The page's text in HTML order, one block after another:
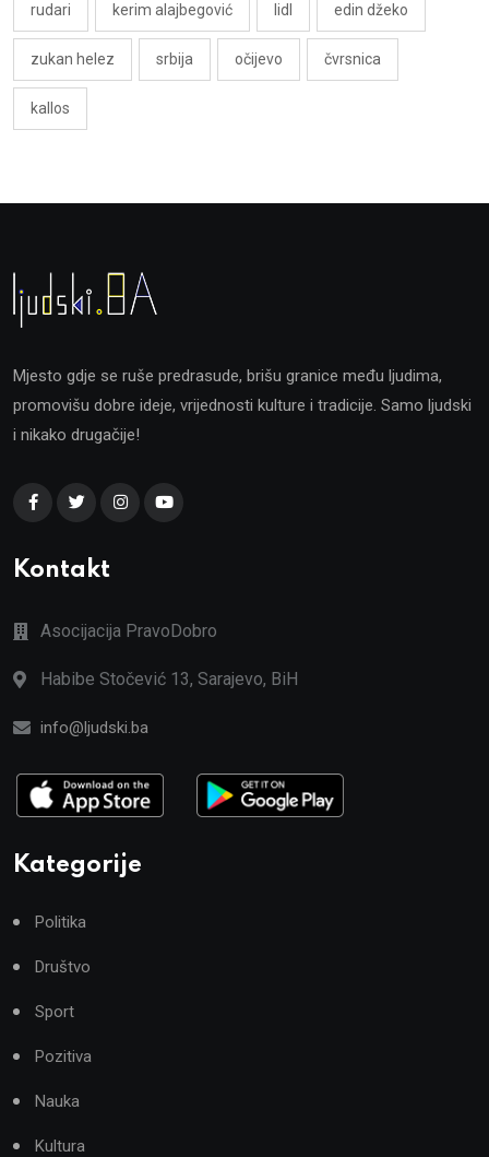
rudari kerim alajbegović lidl edin džeko
zukan helez srbija očijevo čvrsnica
kallos
Mjesto gdje se ruše predrasude, brišu granice među ljudima,
promovišu dobre ideje, vrijednosti kulture i tradicije. Samo ljudski
i nikako drugačije!
Kontakt
Asocijacija PravoDobro
Habibe Stočević 13, Sarajevo, BiH
info@ljudski.ba
Kategorije
Politika
Društvo
Sport
Pozitiva
Nauka
Kultura